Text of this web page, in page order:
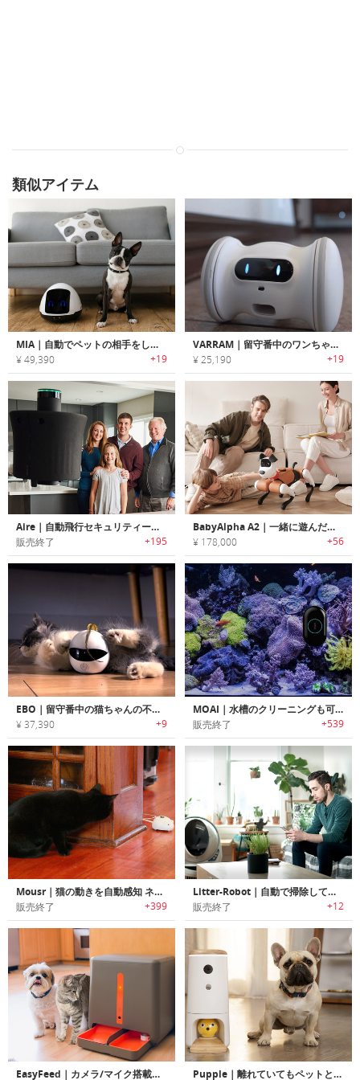
類似アイテム
MIA｜自動でペットの相手をしてくれるペットフレンドリーロボット「ミア」
¥ 49,390 +19
VARRAM｜留守番中のワンちゃんを運動させられるペット用スマートロボット「ヴァラム」
¥ 25,190 +19
Aire｜自動飛行セキュリティードローン「エアー」
販売終了 +195
BabyAlpha A2｜一緒に遊んだりご自宅を守ってくれるスマートペットロボット
¥ 178,000 +56
EBO｜留守番中の猫ちゃんの不安・運動不足を解消するスマートキャットコンパニオンロボット「イーボ」
¥ 37,390 +9
MOAI｜水槽のクリーニングも可能なロボットカメラ「モイ」
販売終了 +539
Mousr｜猫の動きを自動感知 ネズミ型ロボティックトイ
販売終了 +399
Litter-Robot｜自動で掃除してくれる猫用トイレロボット「リターロボット」
販売終了 +12
EasyFeed｜カメラ/マイク搭載自動エサやりペットフィーダー「イージーフィード」 Pupple｜離れていてもペットと遊べるスマートペットガジェット「パップル」